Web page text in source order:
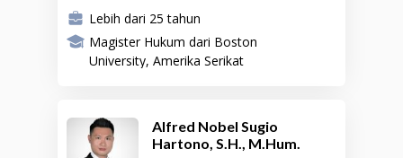
Lebih dari 25 tahun
Magister Hukum dari Boston
University, Amerika Serikat
Alfred Nobel Sugio
Hartono, S.H., M.Hum.